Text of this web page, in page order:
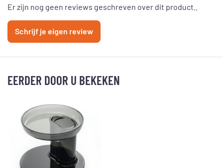
Er zijn nog geen reviews geschreven over dit product..
Schrijf je eigen review
EERDER DOOR U BEKEKEN